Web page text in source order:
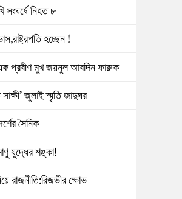
সংঘর্ষে নিহত ৮
হচ্ছেন !
এক প্রবীণ মুখ জয়নুল আবদিন ফারুক
জুলাই স্মৃতি জাদুঘর
সৈনিক
যুদ্ধের শঙ্কা!
রাজনীতি:রিজভীর ক্ষোভ